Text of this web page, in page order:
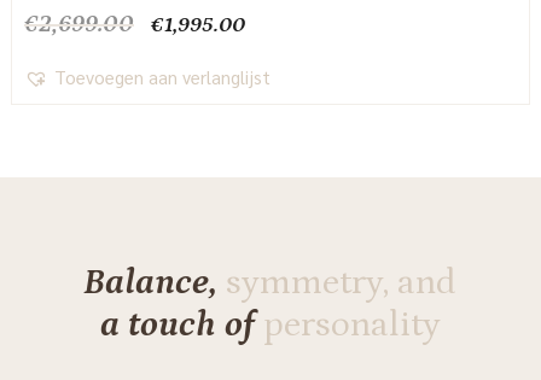
€2,699.00
Oorspronkelijke
was:
€1,995.00Huidige
is:
Toevoegen aan verlanglijst
Balance, symmetry, and
a touch ofpersonality